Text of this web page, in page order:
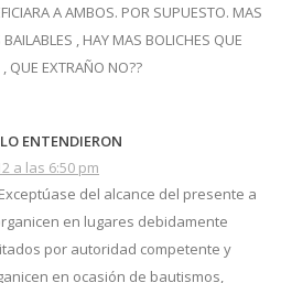
A AMBOS. POR SUPUESTO. MAS
, HAY MAS BOLICHES QUE
QUE EXTRAÑO NO??
ENTENDIERON
a las 6:50 pm
Exceptúase del alcance del presente a
en lugares debidamente
por autoridad competente y
en ocasión de bautismos,